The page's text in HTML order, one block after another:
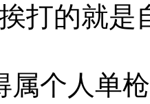
打的就是
属个人单